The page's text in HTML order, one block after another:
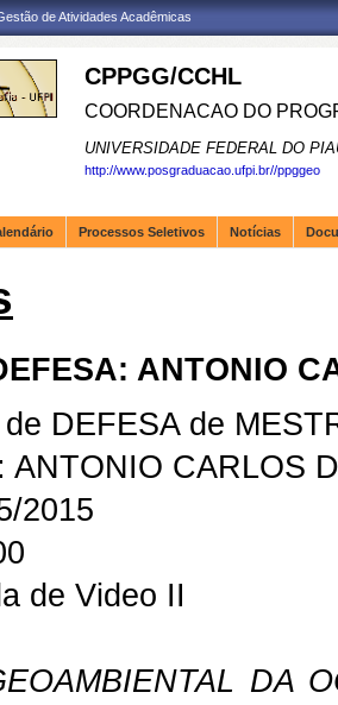
de Atividades Acadêmicas
CPPGG/CCHL
COORDENACAO DO
UNIVERSIDADE FEDERAL DO
http://www.posgraduacao.ufpi.br//ppggeo
Processos Seletivos Notícias
ANTONIO
DEFESA de
ANTONIO CARLOS
2015
de Video II
DA